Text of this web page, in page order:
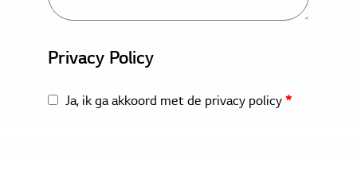
Privacy Policy
Ja, ik ga akkoord met de privacy policy *